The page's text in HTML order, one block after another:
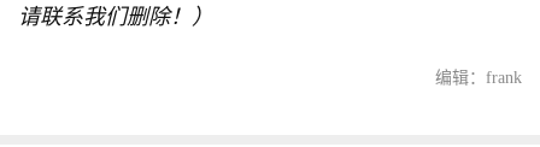
请联系我们删除！）
编辑：frank